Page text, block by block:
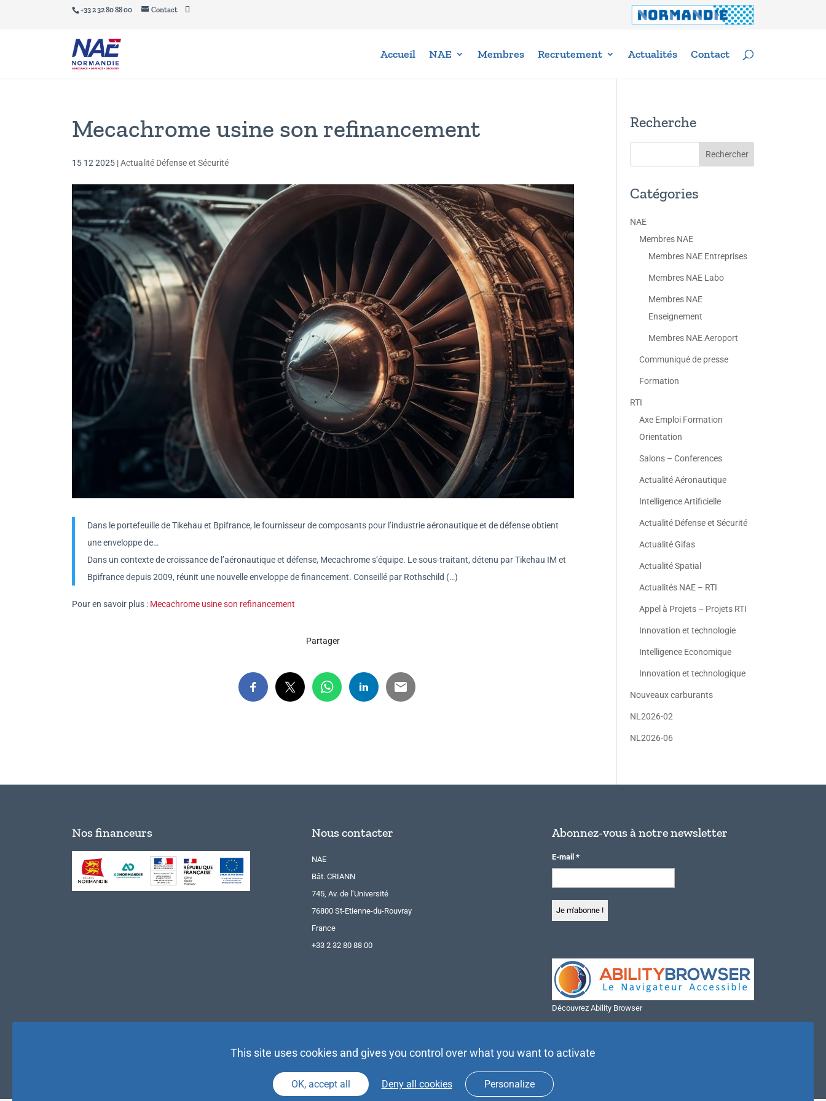
+33 2 32 80 88 00 Contact
Accueil NAE Membres Recrutement Actualités Contact
Mecachrome usine son refinancement
15 12 2025 |Actualité Défense et Sécurité
Dans le portefeuille de Tikehau et Bpifrance, le fournisseur de composants pour l’industrie aéronautique et de défense obtient
une enveloppe de…
Dans un contexte de croissance de l’aéronautique et défense, Mecachrome s’équipe. Le sous-traitant, détenu par Tikehau IM et
Bpifrance depuis 2009, réunit une nouvelle enveloppe de financement. Conseillé par Rothschild (…)
Pour en savoir plus : Mecachrome usine son refinancement
Partager
Recherche
Catégories
NAE
Membres NAE
Membres NAE Entreprises
Membres NAE Labo
Membres NAE
Enseignement
Membres NAE Aeroport
Communiqué de presse
Formation
RTI
Axe Emploi Formation
Orientation
Salons – Conferences
Actualité Aéronautique
Intelligence Artificielle
Actualité Défense et Sécurité
Actualité Gifas
Actualité Spatial
Actualités NAE – RTI
Appel à Projets – Projets RTI
Innovation et technologie
Intelligence Economique
Innovation et technologique
Nouveaux carburants
NL2026-02
NL2026-06
Nos financeurs Nous contacter
NAE
Bât. CRIANN
745, Av. de l’Université
76800 St-Etienne-du-Rouvray
France
+33 2 32 80 88 00
Abonnez-vous à notre newsletter
E-mail *
Découvrez Ability Browser
This site uses cookies and gives you control over what you want to activate
OK, accept all Deny all cookies Personalize